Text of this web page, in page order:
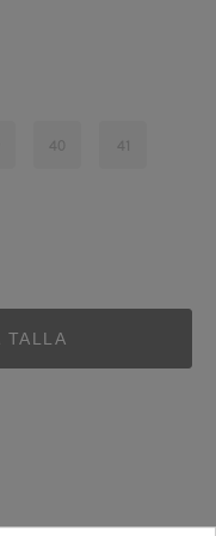
40 41
TALLA